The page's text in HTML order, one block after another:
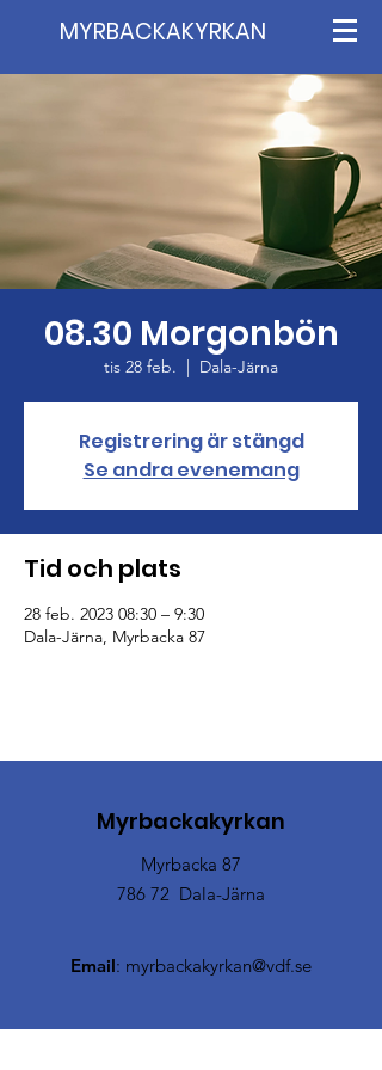
MYRBACKAKYRKAN
08.30 Morgonbön
tis 28 feb.
  |
Dala-Järna
Registrering är stängd
Se andra evenemang
Tid och plats
28 feb. 2023 08:30 – 9:30
Dala-Järna, Myrbacka 87
Myrbackakyrkan
Myrbacka 87
786 72 Dala-Järna
Email: myrbackakyrkan@vdf.se